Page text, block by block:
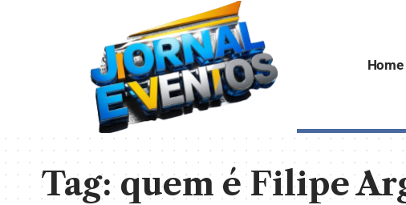
Home
Tag:quem é Filipe